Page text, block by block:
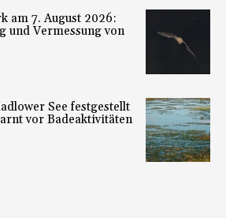
am 7. August 2026:
und Vermessung von
See festgestellt
vor Badeaktivitäten